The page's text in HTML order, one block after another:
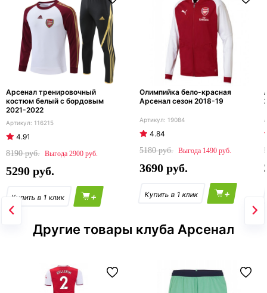
Арсенал тренировочный
костюм белый с бордовым
2021-2022
116215
4.91
8190
2900
5290
+
Олимпийка бело-красная
Арсенал сезон 2018-19
19084
4.84
5180
1490
3690
+
Другие товары клуба Арсенал